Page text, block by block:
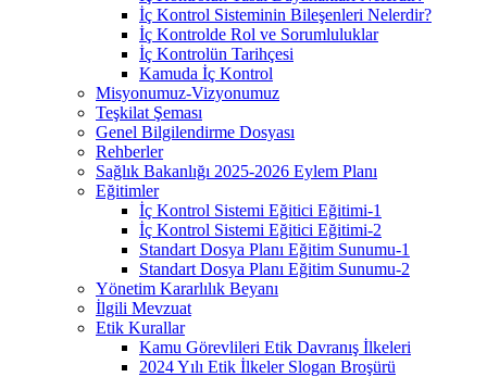
İç Kontrol Sisteminin Bileşenleri Nelerdir?
İç Kontrolde Rol ve Sorumluluklar
İç Kontrolün Tarihçesi
Kamuda İç Kontrol
Misyonumuz-Vizyonumuz
Teşkilat Şeması
Genel Bilgilendirme Dosyası
Rehberler
Sağlık Bakanlığı 2025-2026 Eylem Planı
Eğitimler
İç Kontrol Sistemi Eğitici Eğitimi-1
İç Kontrol Sistemi Eğitici Eğitimi-2
Standart Dosya Planı Eğitim Sunumu-1
Standart Dosya Planı Eğitim Sunumu-2
Yönetim Kararlılık Beyanı
İlgili Mevzuat
Etik Kurallar
Kamu Görevlileri Etik Davranış İlkeleri
2024 Yılı Etik İlkeler Slogan Broşürü